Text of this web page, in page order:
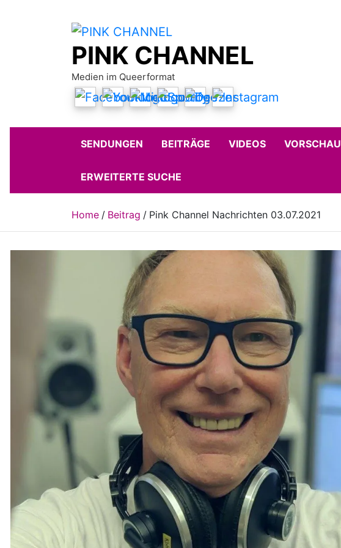
PINK CHANNEL
Medien im Queerformat
SENDUNGEN BEITRÄGE VIDEOS VORSCHAU
ERWEITERTE SUCHE
Home Beitrag Pink Channel Nachrichten 03.07.2021